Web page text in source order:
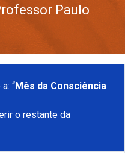
Paulo
“Mês da Consciência
o restante da